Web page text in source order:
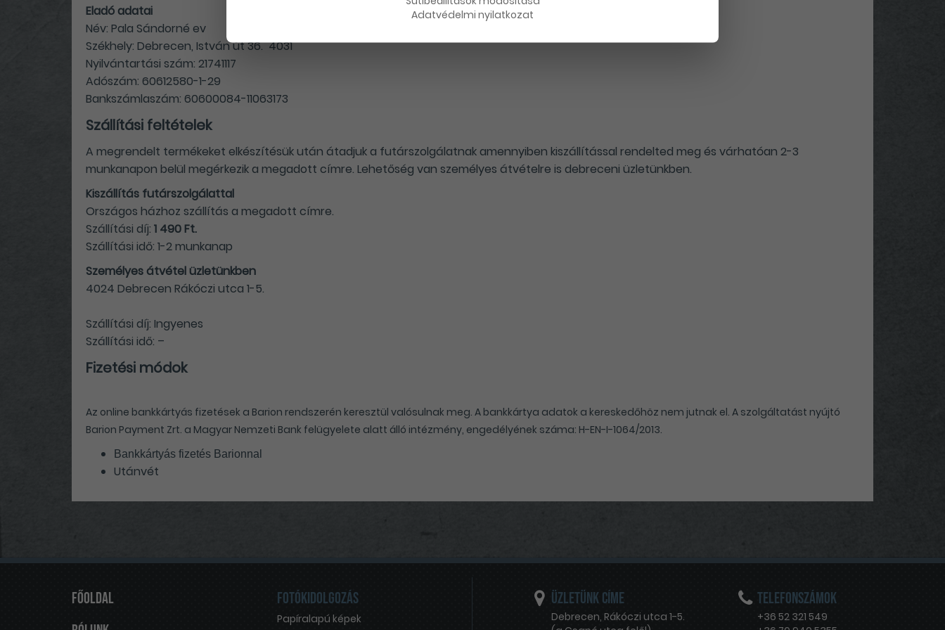
Eladó adatai
Név: Pala Sándorné ev
Székhely: Debrecen, István út 36. 4031
Nyilvántartási szám: 21741117
Adószám: 60612580-1-29
Bankszámlaszám: 60600084-11063173
Szállítási feltételek
A megrendelt termékeket elkészítésük után átadjuk a futárszolgálatnak amennyiben kiszállítással rendelted meg és várhatóan 2-3
munkanapon belül megérkezik a megadott címre. Lehetőség van személyes átvételre is debreceni üzletünkben.
Kiszállítás futárszolgálattal
Országos házhoz szállítás a megadott címre.
Szállítási díj: 1 490 Ft.
Szállítási idő: 1-2 munkanap
Személyes átvétel üzletünkben
4024 Debrecen Rákóczi utca 1-5.
Szállítási díj: Ingyenes
Szállítási idő: –
Fizetési módok
Az online bankkártyás fizetések a Barion rendszerén keresztül valósulnak meg. A bankkártya adatok a kereskedőhöz nem jutnak el. A szolgáltatást nyújtó
Barion Payment Zrt. a Magyar Nemzeti Bank felügyelete alatt álló intézmény, engedélyének száma: H-EN-I-1064/2013.
Bankkártyás fizetés Barionnal
Utánvét
Főoldal
Fotókidolgozás
Papíralapú képek
Üzletünk címe
Debrecen, Rákóczi utca 1-5.
Telefonszámok
+36 52 321 549
Adatvédelmi nyilatkozat